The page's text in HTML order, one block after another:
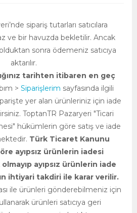
sipariş tutarları satıcılara
ve bir havuzda bekletilir. Ancak
sonra ödemeniz satıcıya
aktarılır.
tarihten itibaren en geç
> Siparişlerim sayfasında ilgili
yer alan ürünleriniz için iade
ToptanTR Pazaryeri "Ticari
hükümlerin göre satış ve iade
Türk Ticaret Kanunu
ayıpsız ürünlerin iadesi
olmayıp ayıpsız ürünlerin iade
ihtiyari takdiri ile karar verilir.
ile ürünleri gönderebilmeniz için
ürünleri satıcıya geri